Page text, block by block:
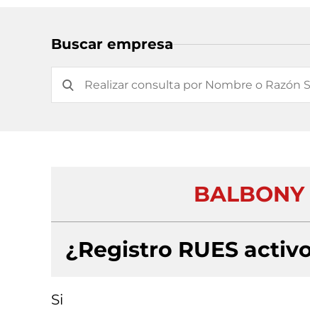
Buscar empresa
BALBONY
¿Registro RUES
Si